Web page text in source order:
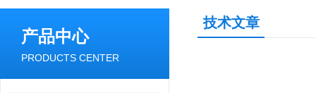
产品中心
PRODUCTS CENTER
技术文章